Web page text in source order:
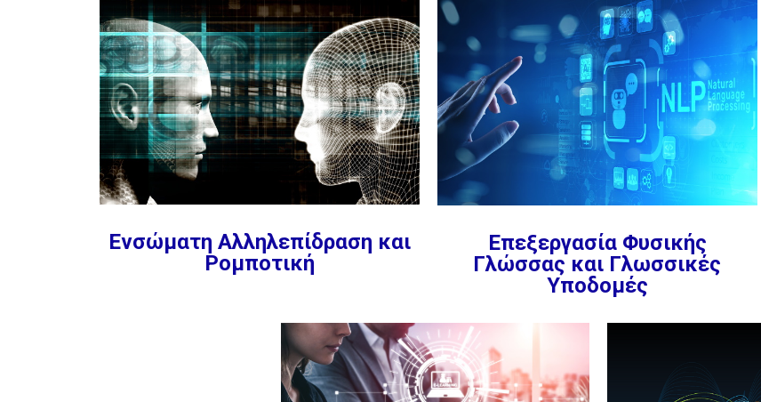
Ενσώματη Αλληλεπίδραση και
Ρομποτική
Επεξεργασία Φυσικής
Γλώσσας και Γλωσσικές
Υποδομές